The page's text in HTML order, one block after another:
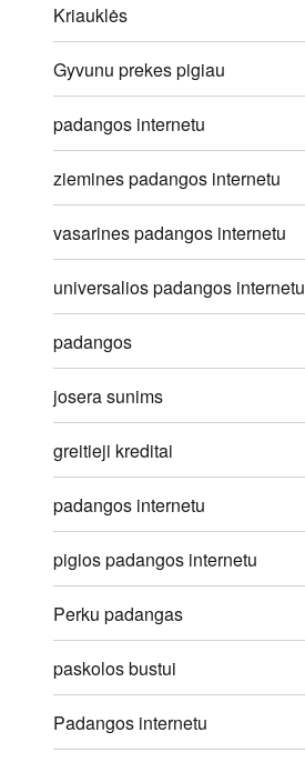
Kriauklės
Gyvunu prekes pigiau
padangos internetu
ziemines padangos internetu
vasarines padangos internetu
universalios padangos internetu
padangos
josera sunims
greitieji kreditai
padangos internetu
pigios padangos internetu
Perku padangas
paskolos bustui
Padangos internetu